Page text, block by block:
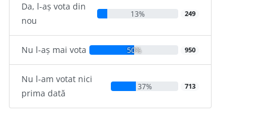
Da, l-aș vota din
nou
13% 249
Nu l-aș mai vota 50% 950
Nu l-am votat nici
prima dată
37% 713